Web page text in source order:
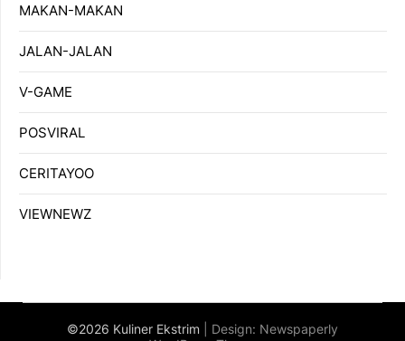
MAKAN-MAKAN
JALAN-JALAN
V-GAME
POSVIRAL
CERITAYOO
VIEWNEWZ
©2026 Kuliner Ekstrim | Design: Newspaperly